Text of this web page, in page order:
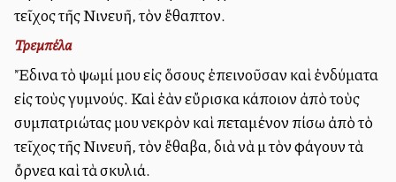
τεῖχος τῆς Νινευῆ, τὸν ἔθαπτον.
Τρεμπέλα
Ἔδινα τὸ ψωμί μου εἰς ὅσους ἐπεινοῦσαν καὶ ἐνδύματα
εἰς τοὺς γυμνούς. Καὶ ἐὰν εὔρισκα κάποιον ἀπὸ τοὺς
συμπατριώτας μου νεκρὸν καὶ πεταμένον πίσω ἀπὸ τὸ
τεῖχος τῆς Νινευῆ, τὸν ἔθαβα, διὰ νὰ μὴ τὸν φάγουν τὰ
ὄρνεα καὶ τὰ σκυλιά.